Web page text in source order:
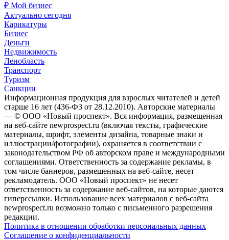
₽ Мой бизнес
Актуально сегодня
Карикатуры
Бизнес
Деньги
Недвижимость
Ленобласть
Транспорт
Туризм
Санкции
Информационная продукция для взрослых читателей и детей
старше 16 лет (436-ФЗ от 28.12.2010). Авторские материалы
— © ООО «Новый проспект». Вся информация, размещенная
на веб-сайте newprospect.ru (включая тексты, графические
материалы, шрифт, элементы дизайна, товарные знаки и
иллюстрации/фотографии), охраняется в соответствии с
законодательством РФ об авторском праве и международными
соглашениями. Ответственность за содержание рекламы, в
том числе баннеров, размещенных на веб-сайте, несет
рекламодатель. ООО «Новый проспект» не несет
ответственность за содержание веб-сайтов, на которые даются
гиперссылки. Использование всех материалов с веб-сайта
newprospect.ru возможно только с письменного разрешения
редакции.
Политика в отношении обработки персональных данных
Соглашение о конфиденциальности